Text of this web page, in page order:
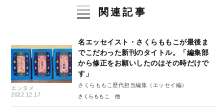
関連記事
エンタメ
2022.12.17
名エッセイスト・さくらももこが最後ま
でこだわった新刊のタイトル。「編集部
から修正をお願いしたのはその時だけで
す」
さくらももこ歴代担当編集（エッセイ編）
さくらももこ